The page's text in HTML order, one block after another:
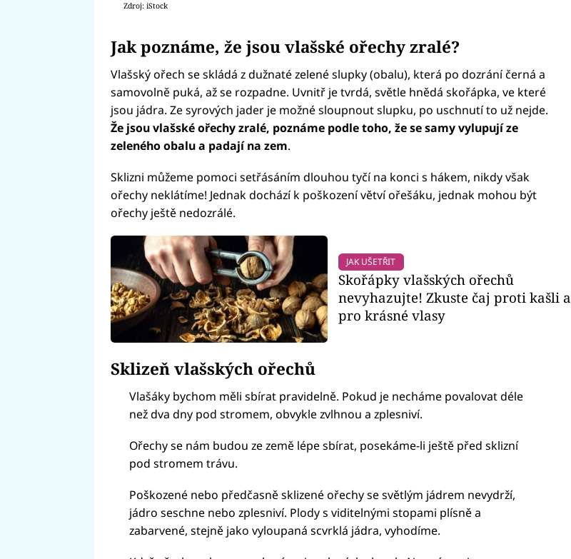
Zdroj: iStock
Jak poznáme, že jsou vlašské ořechy zralé?
Vlašský ořech se skládá z dužnaté zelené slupky (obalu), která po dozrání černá a
samovolně puká, až se rozpadne. Uvnitř je tvrdá, světle hnědá skořápka, ve které
jsou jádra. Ze syrových jader je možné sloupnout slupku, po uschnutí to už nejde.
Že jsou vlašské ořechy zralé, poznáme podle toho, že se samy vylupují ze
zeleného obalu a padají na zem.
Sklizni můžeme pomoci setřásáním dlouhou tyčí na konci s hákem, nikdy však
ořechy neklátíme! Jednak dochází k poškození větví ořešáku, jednak mohou být
ořechy ještě nedozrálé.
JAK UŠETŘIT
Skořápky vlašských ořechů
nevyhazujte! Zkuste čaj proti kašli a
pro krásné vlasy
Sklizeň vlašských ořechů
Vlašáky bychom měli sbírat pravidelně. Pokud je necháme povalovat déle
než dva dny pod stromem, obvykle zvlhnou a zplesniví.
Ořechy se nám budou ze země lépe sbírat, posekáme-li ještě před sklizní
pod stromem trávu.
Poškozené nebo předčasně sklizené ořechy se světlým jádrem nevydrží,
jádro seschne nebo zplesniví. Plody s viditelnými stopami plísně a
zabarvené, stejně jako vyloupaná scvrklá jádra, vyhodíme.